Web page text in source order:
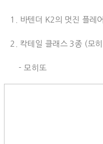
1. 바텐더 K2의 멋진 플레
2. 칵테일 클래스 3종 (모
- 모히또